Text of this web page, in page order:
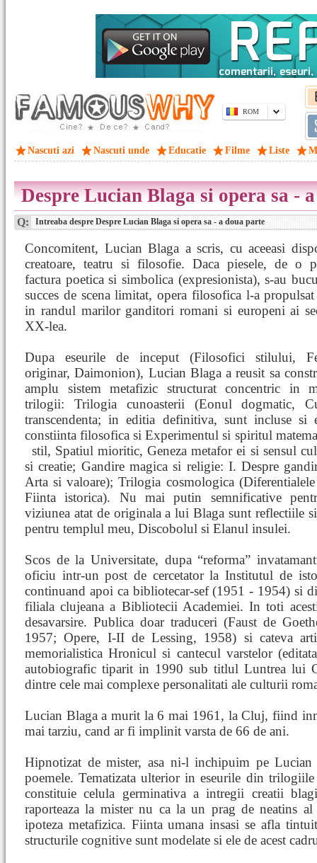
ROM
Nascuti azi Nascuti unde Educatie Filme Liste
Despre Lucian Blaga si opera sa -
Q: Intreaba despre Despre Lucian Blaga si opera sa - a doua parte
Concomitent, Lucian Blaga a scris, cu aceeasi
creatoare, teatru si filosofie. Daca piesele, de o
factura poetica si simbolica (expresionista), s-au
succes de scena limitat, opera filosofica l-a
in randul marilor ganditori romani si europeni ai
XX-lea.
Dupa eseurile de inceput (Filosofici stilului,
originar, Daimonion), Lucian Blaga a reusit sa
amplu sistem metafizic structurat concentric in
trilogii: Trilogia cunoasterii (Eonul dogmatic,
transcendenta; in editia definitiva, sunt incluse si
constiinta filosofica si Experimentul si spiritul
stil, Spatiul mioritic, Geneza metaforei si sensul
si creatie; Gandire magica si religie: I. Despre
Arta si valoare); Trilogia cosmologica
Fiinta istorica). Nu mai putin semnificative
viziunea atat de originala a lui Blaga sunt reflectiile
pentru templul meu, Discobolul si Elanul insulei.
Scos de la Universitate, dupa “reforma”
oficiu intr-un post de cercetator la Institutul de
continuand apoi ca bibliotecar-sef (1951 - 1954) si
filiala clujeana a Bibliotecii Academiei. In toti
desavarsire. Publica doar traduceri (Faust de
1957; Opere, I-II de Lessing, 1958) si cateva
memorialistica Hronicul si cantecul varstelor
autobiografic tiparit in 1990 sub titlul Luntrea lui
dintre cele mai complexe personalitati ale culturii
Lucian Blaga a murit la 6 mai 1961, la Cluj, fiind
mai tarziu, cand ar fi implinit varsta de 66 de ani.
Hipnotizat de mister, asa ni-l inchipuim pe
poemele. Tematizata ulterior in eseurile din
constituie celula germinativa a intregii creatii
raporteaza la mister nu ca la un prag de neatins
ipoteza metafizica. Fiinta umana insasi se afla
structurile cognitive sunt modelate si ele de acest